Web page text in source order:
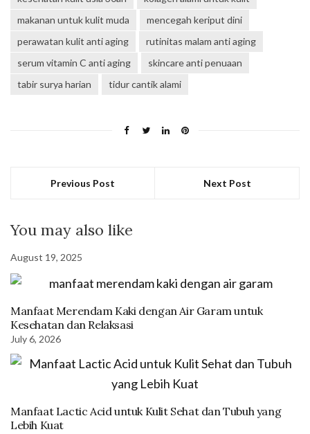
makanan untuk kulit muda
mencegah keriput dini
perawatan kulit anti aging
rutinitas malam anti aging
serum vitamin C anti aging
skincare anti penuaan
tabir surya harian
tidur cantik alami
Previous Post Next Post
You may also like
August 19, 2025
Manfaat Merendam Kaki dengan Air Garam untuk
Kesehatan dan Relaksasi
July 6, 2026
Manfaat Lactic Acid untuk Kulit Sehat dan Tubuh yang
Lebih Kuat